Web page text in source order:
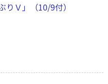
りＶ」（10/9付）